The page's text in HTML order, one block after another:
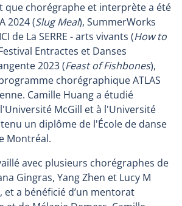
window
que chorégraphe et interprète a été
2024 (Slug Meal), SummerWorks
de La SERRE - arts vivants (How to
Entractes et Danses
2023 (Feast of Fishbones),
chorégraphique ATLAS
Camille Huang a étudié
McGill et à l'Université
un diplôme de l'École de danse
Montréal.
avec plusieurs chorégraphes de
Gingras, Yang Zhen et Lucy M
et a bénéficié d’un mentorat